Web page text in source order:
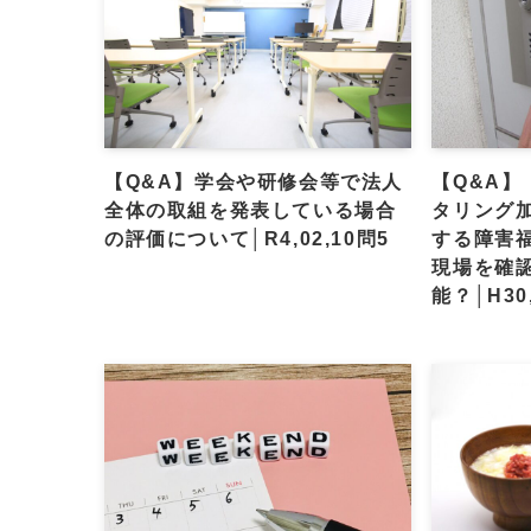
【Q&A】学会や研修会等で法人
全体の取組を発表している場合
の評価について│R4,02,10問5
【Q&A】
タリング
する障害
現場を確
能？